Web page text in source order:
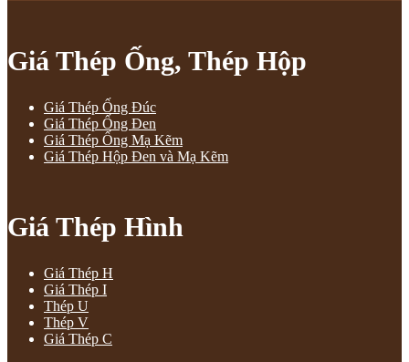
Giá Thép Ống, Thép Hộp
Giá Thép Ống Đúc
Giá Thép Ống Đen
Giá Thép Ống Mạ Kẽm
Giá Thép Hộp Đen và Mạ Kẽm
Giá Thép Hình
Giá Thép H
Giá Thép I
Thép U
Thép V
Giá Thép C